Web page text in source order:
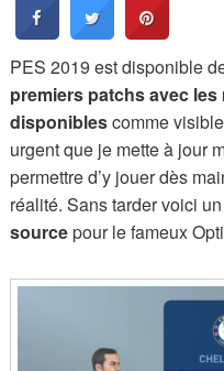
PES 2019 est disponible
premiers patchs avec
disponiblescomme
urgent que je mette à jour
permettre d’y jouer dès
réalité. Sans tarder voici
sourcepour le fameux